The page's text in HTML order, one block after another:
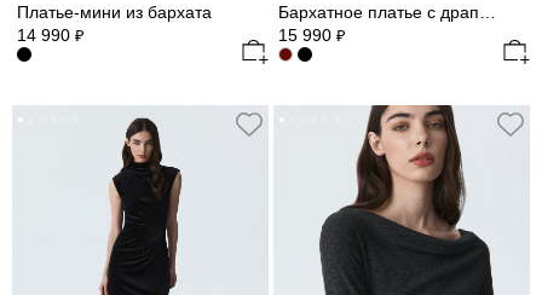
Платье-мини из бархата
14 990 ₽
15 990 ₽